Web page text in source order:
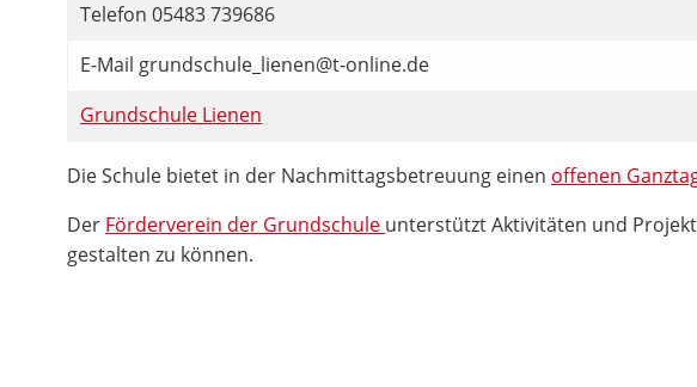
Telefon 05483 739686
E-Mail grundschule_lienen@t-online.de
Grundschule Lienen
Die Schule bietet in der Nachmittagsbetreuung einen offenen
Der Förderverein der Grundschule unterstützt Aktivitäten und
gestalten zu können.